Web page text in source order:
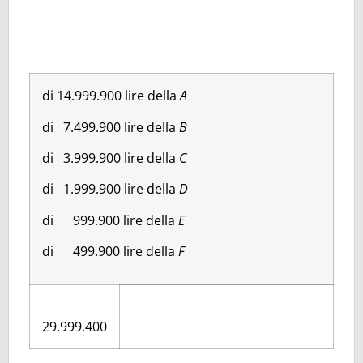
di 14.999.900 lire dellaA
di 7.499.900 lire della B
di 3.999.900 lire della C
di 1.999.900 lire della D
di 999.900 lire della E
di 499.900 lire della F
29.999.400